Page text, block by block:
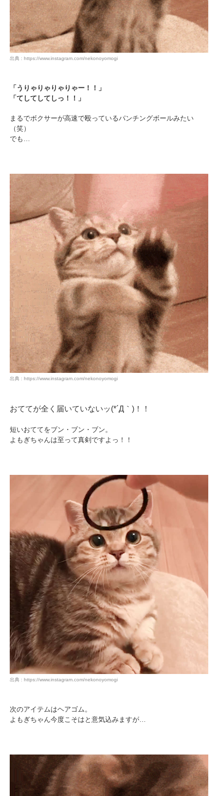
出典 : https://www.instagram.com/nekonoyomogi
「うりゃりゃりゃりゃー！！」
「てしてしてしっ！！」
まるでボクサーが高速で殴っているパンチングボールみたい
（笑）
でも…
出典 : https://www.instagram.com/nekonoyomogi
おててが全く届いていないッ(*´Д｀)！！
短いおててをブン・ブン・ブン。
よもぎちゃんは至って真剣ですよっ！！
出典 : https://www.instagram.com/nekonoyomogi
次のアイテムはヘアゴム。
よもぎちゃん今度こそはと意気込みますが…
閉じる